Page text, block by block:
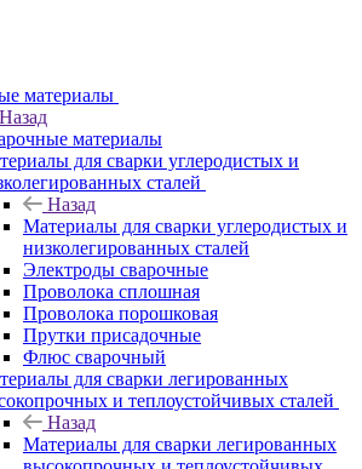
материалы
Назад
материалы
для сварки углеродистых и
сталей
Назад
Материалы для сварки углеродистых и
низколегированных сталей
Электроды сварочные
Проволока сплошная
Проволока порошковая
Прутки присадочные
Флюс сварочный
для сварки легированных
и теплоустойчивых сталей
Назад
Материалы для сварки легированных